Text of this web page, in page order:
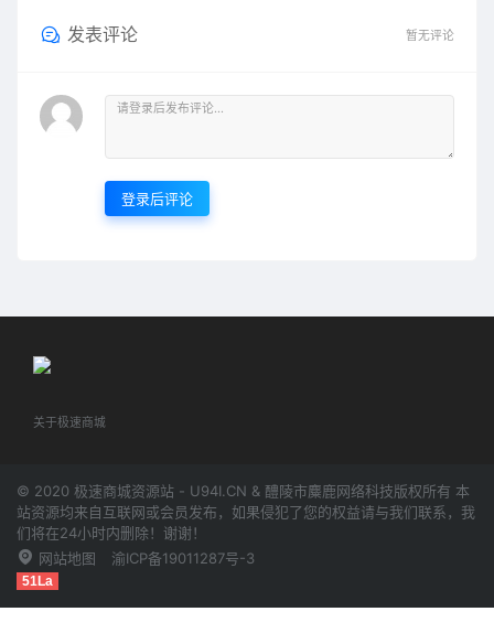
发表评论 暂无评论
登录后评论
关于极速商城
© 2020 极速商城资源站 - U94I.CN & 醴陵市麋鹿网络科技版权所有 本
站资源均来自互联网或会员发布，如果侵犯了您的权益请与我们联系，我
们将在24小时内删除！谢谢！
网站地图
渝ICP备19011287号-3
51La